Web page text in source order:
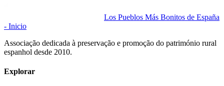
Los Pueblos Más Bonitos de España
- Inicio
Associação dedicada à preservação e promoção do património rural
espanhol desde 2010.
Explorar